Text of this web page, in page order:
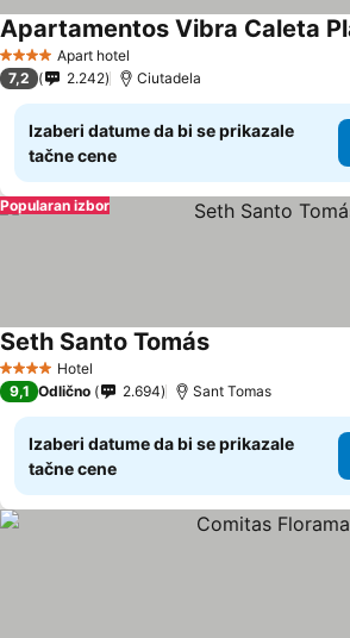
4 ZvezdiceApart hotel
Apartamentos Vibra Caleta
7,2 2.242 Ciutadela
Izaberi datume da bi se prikazale
tačne cene
Popularan izbor
4 ZvezdiceHotel
Seth Santo Tomás
9,1 Odlično 2.694 Sant Tomas
Izaberi datume da bi se prikazale
tačne cene